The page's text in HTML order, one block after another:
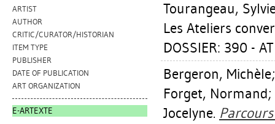
ARTIST
AUTHOR
CRITIC/CURATOR/HISTORIAN
ITEM TYPE
PUBLISHER
DATE OF PUBLICATION
ART ORGANIZATION
E-ARTEXTE
Tourangeau,
Les Ateliers
DOSSIER: 390 -
Bergeron, Michèle
Forget, Normand;
Jocelyne.